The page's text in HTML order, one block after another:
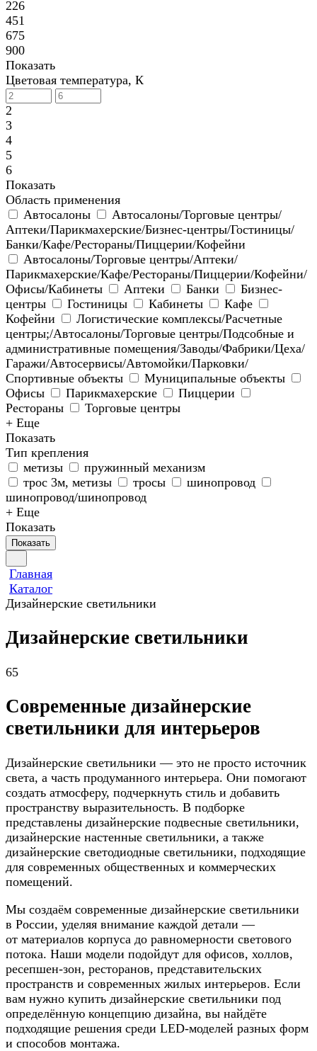
226
451
675
900
Показать
Цветовая температура, К
2
3
4
5
6
Показать
Область применения
Автосалоны
Автосалоны/Торговые центры/
Аптеки/Парикмахерские/Бизнес-центры/Гостиницы/
Банки/Кафе/Рестораны/Пиццерии/Кофейни
Автосалоны/Торговые центры/Аптеки/
Парикмахерские/Кафе/Рестораны/Пиццерии/Кофейни/
Офисы/Кабинеты
Аптеки Банки
Бизнес-
центры
Гостиницы Кабинеты
Кафе
Кофейни
Логистические комплексы/Расчетные
центры;/Автосалоны/Торговые центры/Подсобные и
административные помещения/Заводы/Фабрики/Цеха/
Гаражи/Автосервисы/Автомойки/Парковки/
Спортивные объекты
Муниципальные объекты
Офисы
Парикмахерские
Пиццерии
Рестораны
Торговые центры
+ Еще
Показать
Тип крепления
метизы
пружинный механизм
трос 3м, метизы
тросы
шинопровод
шинопровод/шинопровод
+ Еще
Показать
Показать
Главная
Каталог
Дизайнерские светильники
Дизайнерские светильники
65
Современные дизайнерские
светильники для интерьеров
Дизайнерские светильники — это не просто источник
света, а часть продуманного интерьера. Они помогают
создать атмосферу, подчеркнуть стиль и добавить
пространству выразительность. В подборке
представлены дизайнерские подвесные светильники,
дизайнерские настенные светильники, а также
дизайнерские светодиодные светильники, подходящие
для современных общественных и коммерческих
помещений.
Мы создаём современные дизайнерские светильники
в России, уделяя внимание каждой детали —
от материалов корпуса до равномерности светового
потока. Наши модели подойдут для офисов, холлов,
ресепшен-зон, ресторанов, представительских
пространств и современных жилых интерьеров. Если
вам нужно купить дизайнерские светильники под
определённую концепцию дизайна, вы найдёте
подходящие решения среди LED-моделей разных форм
и способов монтажа.